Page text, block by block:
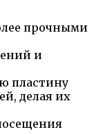
прочными
и
пластину
делая их